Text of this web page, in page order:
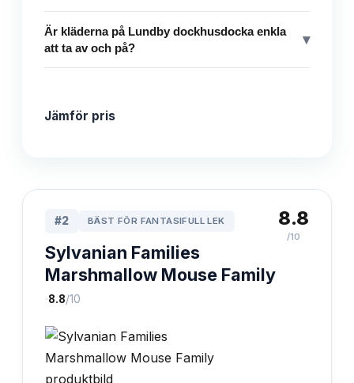
Är kläderna på Lundby dockhusdocka enkla
att ta av och på?
▾
Jämför pris
#2 BÄST FÖR FANTASIFULL LEK
Sylvanian Families
Marshmallow Mouse Family
·8.8/10
8.8
/10